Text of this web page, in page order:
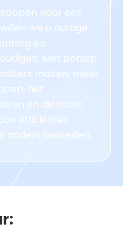
naar een
we u nuttige
en
Met behulp
maken, meer
het
en diensten
efficiënter
anders besteden.